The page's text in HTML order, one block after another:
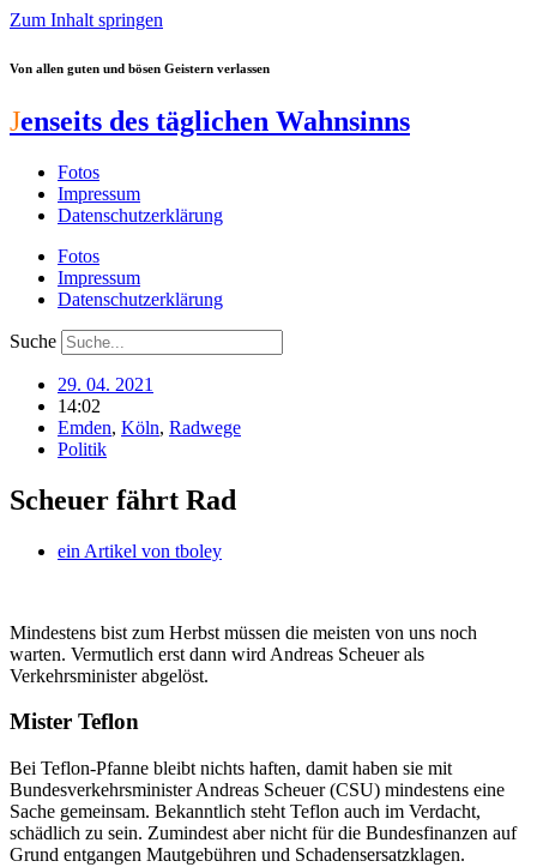
Zum Inhalt springen
Von allen guten und bösen Geistern verlassen
Jenseits des täglichen Wahnsinns
Fotos
Impressum
Datenschutzerklärung
Fotos
Impressum
Datenschutzerklärung
Suche
29. 04. 2021
14:02
Emden, Köln, Radwege
Politik
Scheuer fährt Rad
ein Artikel von tboley
Mindestens bist zum Herbst müssen die meisten von uns noch
warten. Vermutlich erst dann wird Andreas Scheuer als
Verkehrsminister abgelöst.
Mister Teflon
Bei Teflon-Pfanne bleibt nichts haften, damit haben sie mit
Bundesverkehrsminister Andreas Scheuer (CSU) mindestens eine
Sache gemeinsam. Bekanntlich steht Teflon auch im Verdacht,
schädlich zu sein. Zumindest aber nicht für die Bundesfinanzen auf
Grund entgangen Mautgebühren und Schadensersatzklagen.